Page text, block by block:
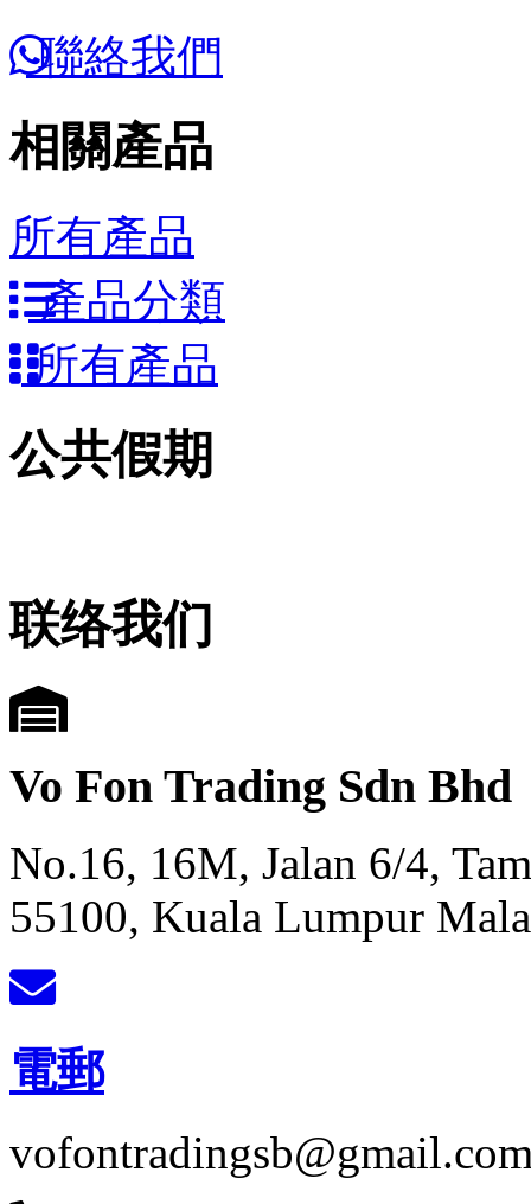
聯絡我們
相關產品
所有產品
產品分類
所有產品
公共假期
联络我们
Vo Fon Trading Sdn Bhd
No.16, 16M, Jalan 6/4,
55100, Kuala Lumpur
電郵